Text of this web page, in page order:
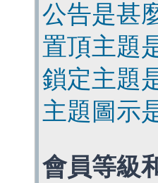
公告是甚
置頂主題
鎖定主題
主題圖示
會員等級